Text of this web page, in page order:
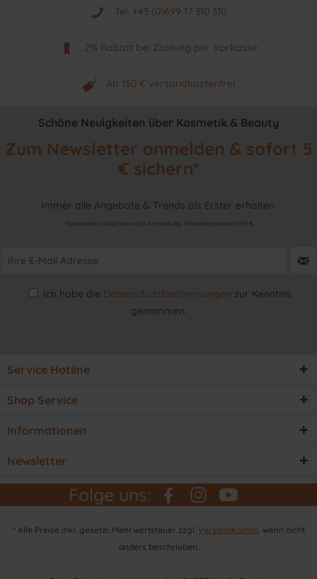
Aus Graz - Österreich
Tel. +43 (0)699 17 310 310
Mo - Fr. von 9 - 17 Uhr
2% Rabatt bei Zahlung per Vorkasse
Neuwertiges & aktuelles Produkt
Ab 150 € versandkostenfrei
Originalprodukt vom Hersteller
Schöne Neuigkeiten über Kosmetik & Beauty
Zum Newsletter anmelden & sofort 5
€ sichern*
Immer alle Angebote & Trends als Erster erhalten.
*Newsletter-Gutschein nach Anmeldung. Mindestbestellwert 99 €
Ich habe die Datenschutzbestimmungen zur Kenntnis
genommen.
Service Hotline
Shop Service
Informationen
Newsletter
Folge uns:
* Alle Preise inkl. gesetzl. Mehrwertsteuer zzgl. Versandkosten , wenn nicht
anders beschrieben.